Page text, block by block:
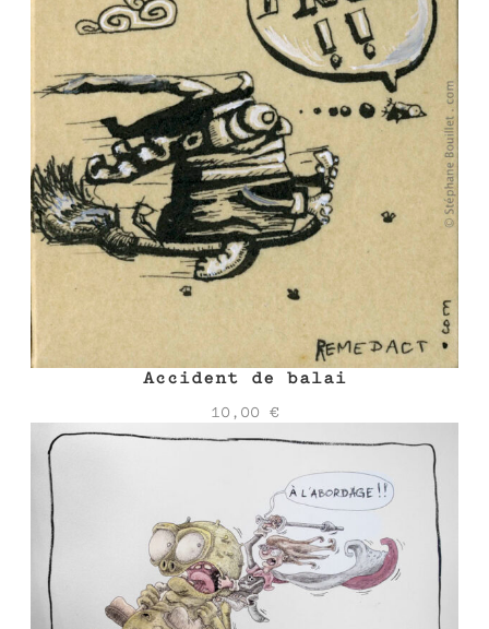
Accident de balai
10,00 €